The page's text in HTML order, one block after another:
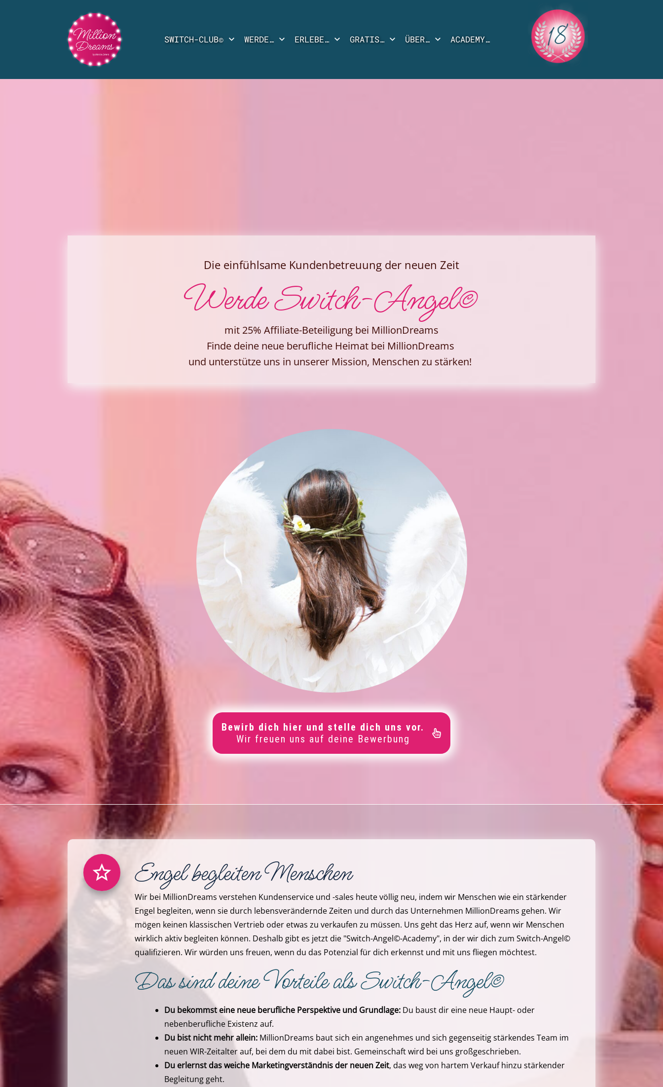
SWITCH-CLUB© WERDE… ERLEBE… GRATIS… ÜBER… ACADEMY…
Die einfühlsame Kundenbetreuung der neuen Zeit
Werde Switch-Angel©
mit 25% Affiliate-Beteiligung bei MillionDreams
Finde deine neue berufliche Heimat bei MillionDreams
und unterstütze uns in unserer Mission, Menschen zu stärken!
Bewirb dich hier und stelle dich uns vor.
Wir freuen uns auf deine Bewerbung
Engel begleiten Menschen
Wir bei MillionDreams verstehen Kundenservice und -sales heute völlig neu, indem wir Menschen wie ein stärkender
Engel begleiten, wenn sie durch lebensverändernde Zeiten und durch das Unternehmen MillionDreams gehen. Wir
mögen keinen klassischen Vertrieb oder etwas zu verkaufen zu müssen. Uns geht das Herz auf, wenn wir Menschen
wirklich aktiv begleiten können. Deshalb gibt es jetzt die "Switch-Angel©-Academy", in der wir dich zum Switch-Angel©
qualifizieren. Wir würden uns freuen, wenn du das Potenzial für dich erkennst und mit uns fliegen möchtest.
Das sind deine Vorteile als Switch-Angel©
Du bekommst eine neue berufliche Perspektive und Grundlage:Du baust dir eine neue Haupt- oder
nebenberufliche Existenz auf.
Du bist nicht mehr allein:MillionDreams baut sich ein angenehmes und sich gegenseitig stärkendes Team im
neuen WIR-Zeitalter auf, bei dem du mit dabei bist. Gemeinschaft wird bei uns großgeschrieben.
Du erlernst das weiche Marketingverständnis der neuen Zeit, das weg von hartem Verkauf hinzu stärkender
Begleitung geht.